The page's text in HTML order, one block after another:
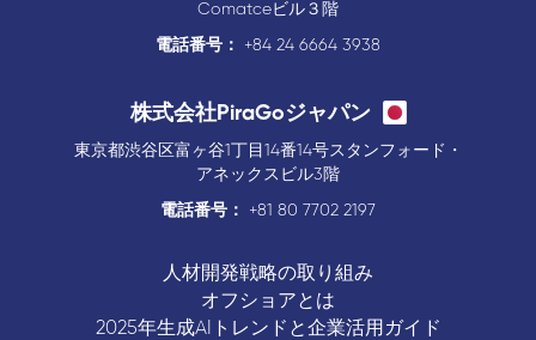
Comatceビル３階
電話番号：
+84 24 6664 3938
株式会社PiraGoジャパン
東京都渋谷区富ヶ谷1丁目14番14号スタンフォード・
アネックスビル3階
電話番号：
+81 80 7702 2197
人材開発戦略の取り組み
オフショアとは
2025年生成AIトレンドと企業活用ガイド